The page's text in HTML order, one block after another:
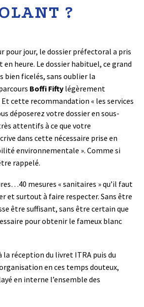
?
pour jour, le dossier préfectoral a pris
heure. Le dossier habituel, ce grand
bien ficelés, sans oublier la
Boffi Fifty légèrement
Et cette recommandation « les services
déposerez votre dossier en sous-
attentifs à ce que votre
dans cette nécessaire prise en
environnementale ». Comme si
rappelé.
mesures « sanitaires » qu’il faut
et surtout à faire respecter. Sans être
être suffisant, sans être certain que
pour obtenir le fameux blanc
réception du livret ITRA puis du
en ces temps douteux,
en interne l’ensemble des